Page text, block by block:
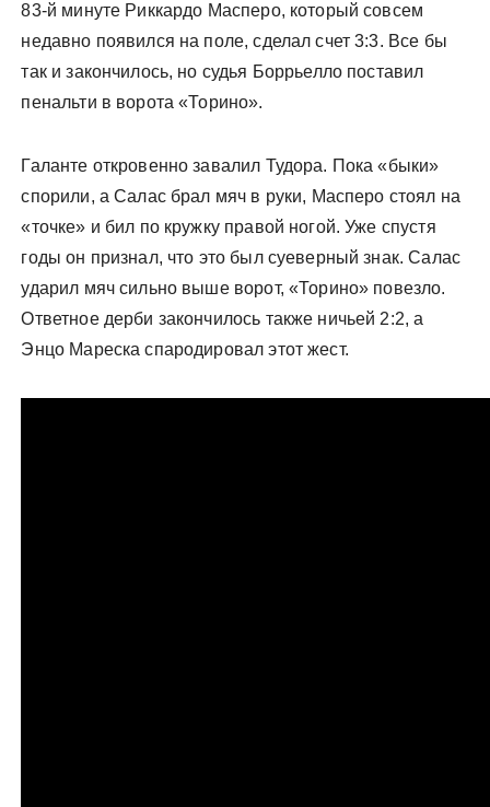
83-й минуте Риккардо Масперо, который совсем
недавно появился на поле, сделал счет 3:3. Все бы
так и закончилось, но судья Боррьелло поставил
пенальти в ворота «Торино».
Галанте откровенно завалил Тудора. Пока «быки»
спорили, а Салас брал мяч в руки, Масперо стоял на
«точке» и бил по кружку правой ногой. Уже спустя
годы он признал, что это был суеверный знак. Салас
ударил мяч сильно выше ворот, «Торино» повезло.
Ответное дерби закончилось также ничьей 2:2, а
Энцо Мареска спародировал этот жест.